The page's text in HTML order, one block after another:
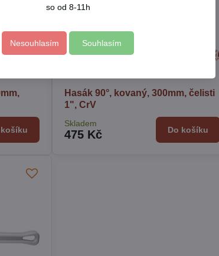
Hasák 90°, kovaný, 300mm, čelisti
1", CrV
Skladem
475 Kč Do košíku
so od 8-11h
Nesouhlasím Souhlasím